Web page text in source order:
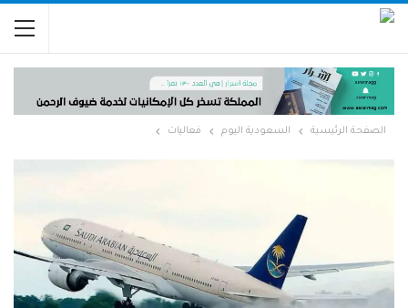
الصفحة الرئيسية السعودية اليوم فعاليات